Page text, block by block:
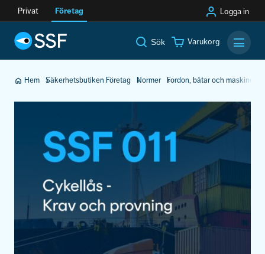
Privat Företag Logga in
Sök Varukorg
Hem Säkerhetsbutiken Företag Normer Fordon, båtar och maskiner